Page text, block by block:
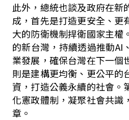
此外，總統也談及政府在新
成，首先是打造更安全、更
大的防衛機制捍衛國家主權
的新台灣，持續透過推動AI
業發展，確保台灣在下一個
則是建構更均衡、更公平的
資，打造公義永續的社會。
化憲政體制，凝聚社會共識
章。